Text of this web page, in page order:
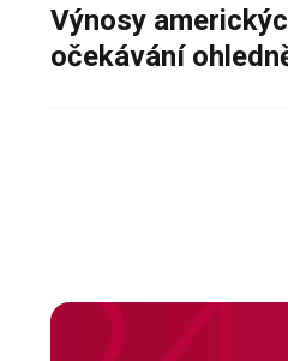
Výnosy
očekávání